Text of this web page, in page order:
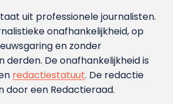
uit professionele journalisten.
onafhankelijkheid, op
en zonder
derden. De onafhankelijkheid is
redactiestatuut. De redactie
door een Redactieraad.